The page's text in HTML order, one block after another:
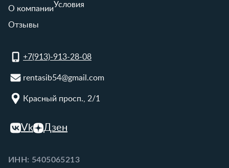
О компании
Отзывы
Условия
+7(913)-913-28-08
rentasib54@gmail.com
Красный просп., 2/1
Vk Дзен
ИНН: 5405065213